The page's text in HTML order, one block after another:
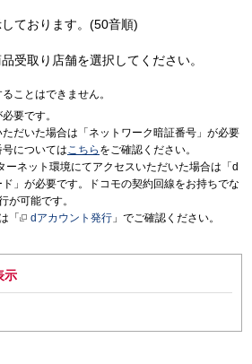
ております。(50音順)
受取り店舗を選択してください。
ことはできません。
要です。
ただいた場合は「ネットワーク暗証番号」が必要
についてはこちら をご確認ください。
ーネット環境にてアクセスいただいた場合は「d
」が必要です。ドコモの契約回線をお持ちでな
が可能です。
「
dアカウント発行 」でご確認ください。
示